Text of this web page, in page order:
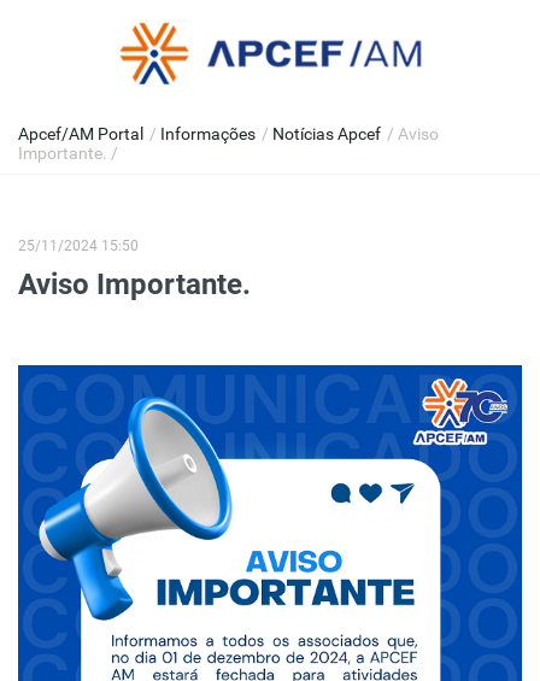
Apcef/AM Portal / Informações / Notícias Apcef / Aviso
Importante. /
25/11/2024 15:50
Aviso Importante.